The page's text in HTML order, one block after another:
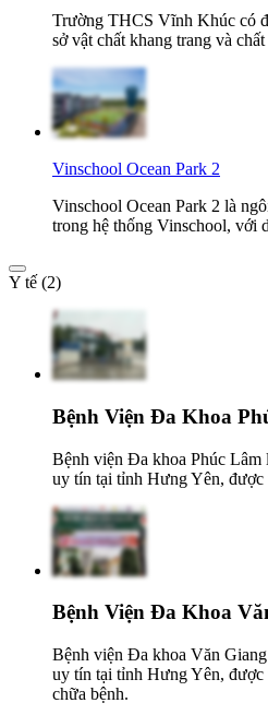
Trường THCS Vĩnh Khúc có
sở vật chất khang trang và
Vinschool Ocean Park 2
Vinschool Ocean Park 2 là
trong hệ thống Vinschool, với
Y tế (2)
Bệnh Viện Đa Khoa
Bệnh viện Đa khoa Phúc Lâm
uy tín tại tỉnh Hưng Yên, được
Bệnh Viện Đa Khoa
Bệnh viện Đa khoa Văn
uy tín tại tỉnh Hưng Yên,
chữa bệnh.